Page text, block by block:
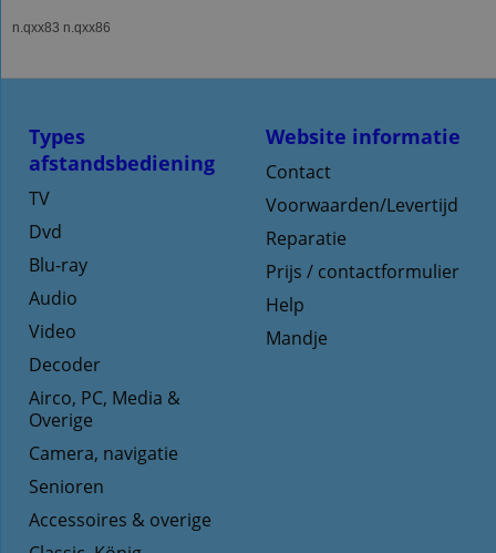
n.qxx83 n.qxx86
Website informatie
Contact
Voorwaarden/Levertijd
Reparatie
Prijs / contactformulier
Help
Mandje
Types
afstandsbediening
TV
Dvd
Blu-ray
Audio
Video
Decoder
Airco, PC, Media &
Overige
Camera, navigatie
Senioren
Accessoires & overige